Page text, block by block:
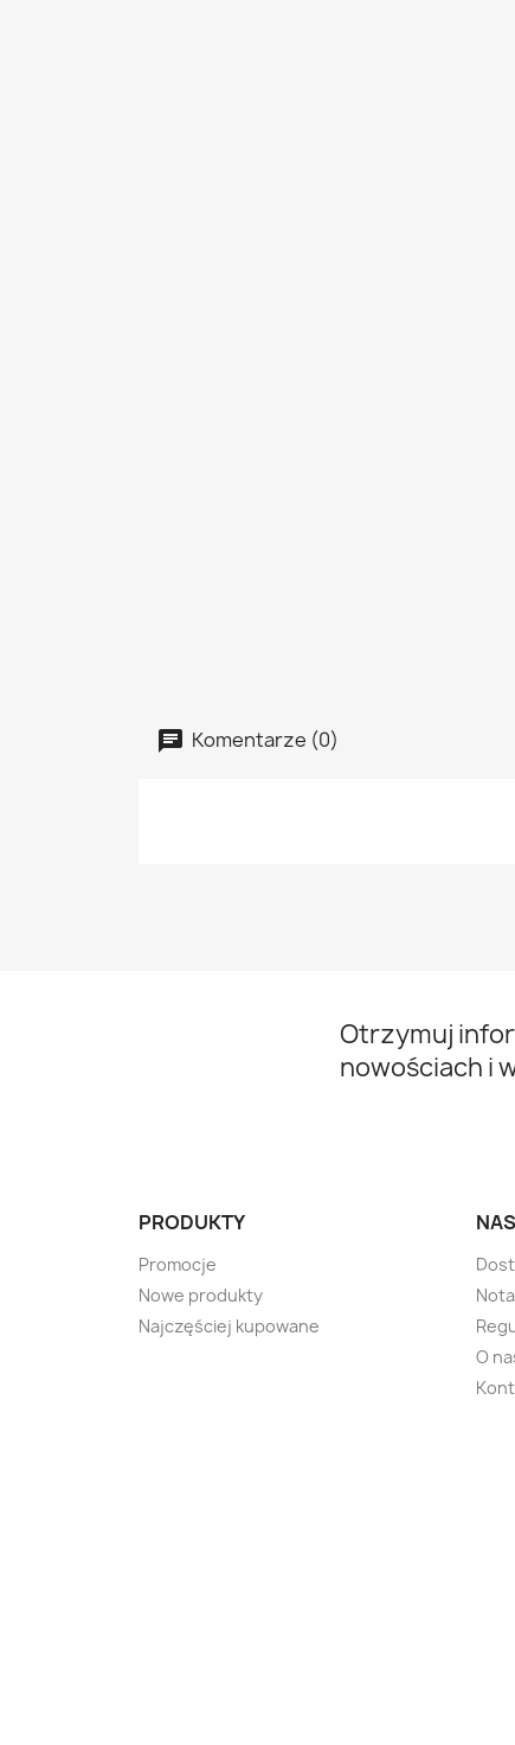
Komentarze (0)
Otrzymuj
nowościach i
PRODUKTY
Promocje
Nowe produkty
Najczęściej kupowane
O